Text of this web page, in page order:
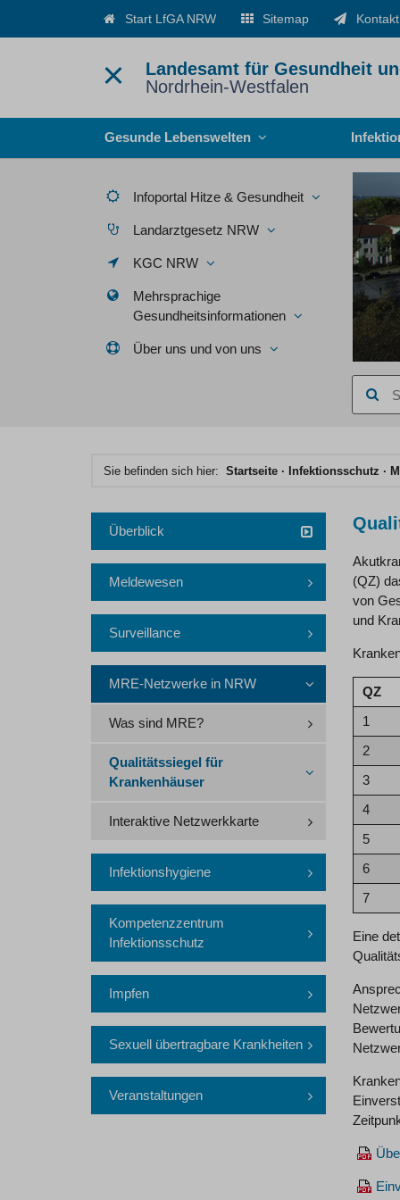
Start LfGA NRW Sitemap Kontakt
Menü
Landesamt für Gesundheit
Nordrhein-Westfalen
Gesunde Lebenswelten
Infoportal Hitze & Gesundheit
Landarztgesetz NRW
KGC NRW
Mehrsprachige
Gesundheitsinformationen
Über uns und von uns
Sie befinden sich hier: Startseite Infektionsschutz
Überblick
Meldewesen
Surveillance
MRE-Netzwerke in NRW
Was sind MRE?
Qualitätssiegel für
Krankenhäuser
Interaktive Netzwerkkarte
Infektionshygiene
Kompetenzzentrum
Infektionsschutz
Impfen
Sexuell übertragbare Krankheiten
Veranstaltungen
(QZ)
von
und
QZ
1
2
3
4
5
6
7
Eine